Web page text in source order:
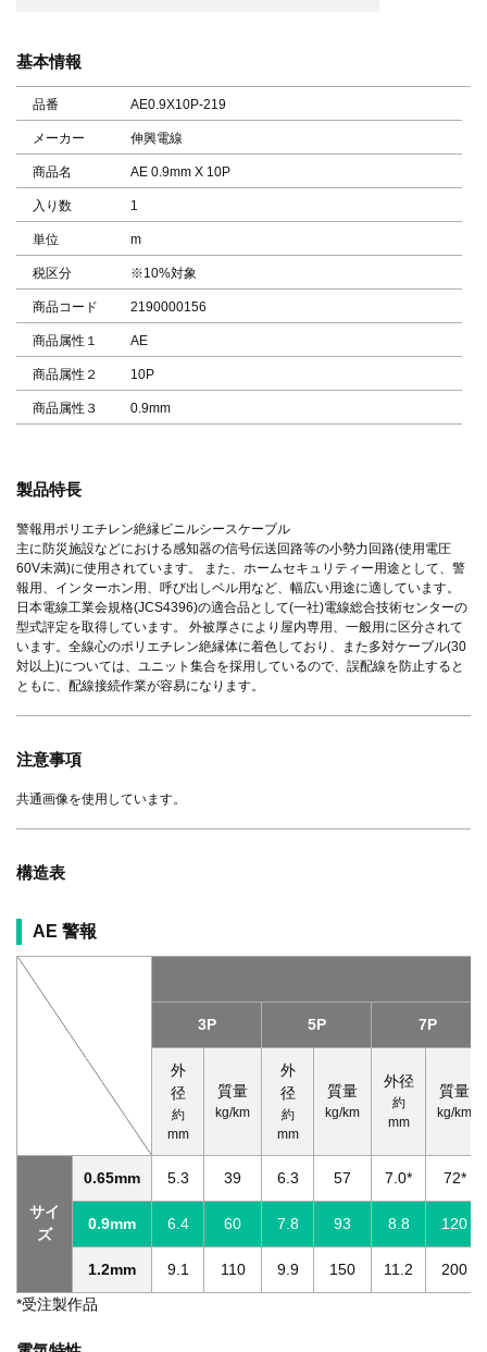
基本情報
品番 AE0.9X10P-219
メーカー 伸興電線
商品名 AE 0.9mm X 10P
入り数 1
単位 m
税区分 ※10%対象
商品コード 2190000156
商品属性１ AE
商品属性２ 10P
商品属性３ 0.9mm
製品特長
警報用ポリエチレン絶縁ビニルシースケーブル
主に防災施設などにおける感知器の信号伝送回路等の小勢力回路(使用電圧
60V未満)に使用されています。 また、ホームセキュリティー用途として、警
報用、インターホン用、呼び出しベル用など、幅広い用途に適しています。
日本電線工業会規格(JCS4396)の適合品として(一社)電線総合技術センターの
型式評定を取得しています。 外被厚さにより屋内専用、一般用に区分されて
います。全線心のポリエチレン絶縁体に着色しており、また多対ケーブル(30
対以上)については、ユニット集合を採用しているので、誤配線を防止すると
ともに、配線接続作業が容易になります。
注意事項
共通画像を使用しています。
構造表
AE 警報
3P 5P 7P
外
径
約
mm
質量
kg/km
外
径
約
mm
質量
kg/km
外径
約
mm
質量
kg/km
サイ
ズ
0.65mm 5.3 39 6.3 57 7.0* 72*
0.9mm 6.4 60 7.8 93 8.8 120
1.2mm 9.1 110 9.9 150 11.2
200
*受注製作品